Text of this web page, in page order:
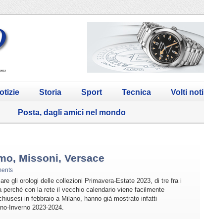
Storia Sport Tecnica Volti noti
Posta, dagli amici nel mondo
Missoni, Versace
gli orologi delle collezioni Primavera-Estate 2023, di tre fra i
con la rete il vecchio calendario viene facilmente
in febbraio a Milano, hanno già mostrato infatti
Inverno 2023-2024.